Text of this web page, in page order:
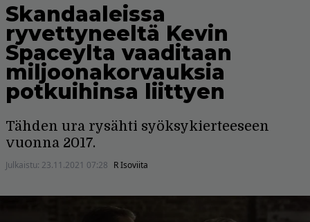
Skandaaleissa
ryvettyneeltä Kevin
Spaceylta vaaditaan
miljoonakorvauksia
potkuihinsa liittyen
Tähden ura rysähti syöksykierteeseen
vuonna 2017.
Julkaistu: 23.11.2021 07:28 R Isoviita